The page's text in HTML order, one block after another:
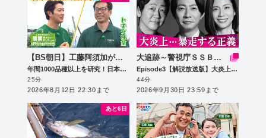
【BS朝日】工藤阿須加が行く 農業始めちゃいました
年間1000品種以上を研究！日本の農業を支える品種開発
25分
2026年8月12日 22:30まで
大追跡～警視庁ＳＳＢＣ強行犯係～Season2
Episode3【解説放送版】大炎上…暴走する正義
44分
2026年9月30日 23:59まで
あと6日